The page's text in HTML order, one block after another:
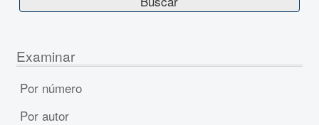
Examinar
Por número
Por autor